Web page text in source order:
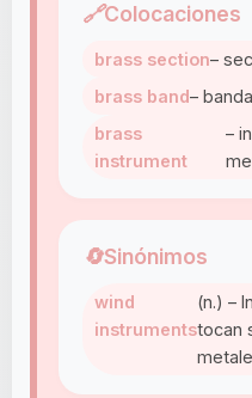
🔗Colocaciones
brass section–
brass band–
brass
instrument
–
🔄Sinónimos
wind
instruments
(n.) –
tocan